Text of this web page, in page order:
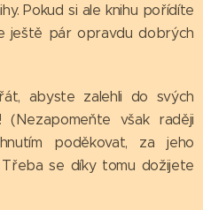
Pokud si ale knihu pořídíte
ještě pár opravdu dobrých
abyste zalehli do svých
(Nezapomeňte však raději
poděkovat, za jeho
se díky tomu dožijete